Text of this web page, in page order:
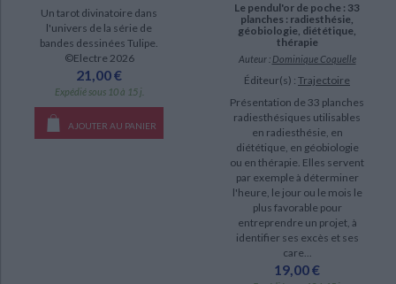
Un tarot divinatoire dans
l'univers de la série de
bandes dessinées Tulipe.
©Electre 2026
21,00 €
Expédié sous 10 à 15 j.
AJOUTER AU PANIER
Le pendul'or de poche : 33
planches : radiesthésie,
géobiologie, diététique,
thérapie
Auteur : Dominique Coquelle
Éditeur(s) : Trajectoire
Présentation de 33 planches
radiesthésiques utilisables
en radiesthésie, en
diététique, en géobiologie
ou en thérapie. Elles servent
par exemple à déterminer
l'heure, le jour ou le mois le
plus favorable pour
entreprendre un projet, à
identifier ses excès et ses
care...
19,00 €